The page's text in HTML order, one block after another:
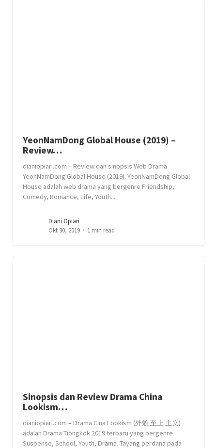
YeonNamDong Global House (2019) –
Review…
dianiopiari.com – Review dan sinopsis Web Drama
YeonNamDong Global House (2019). YeonNamDong Global
House adalah web drama yang bergenre Friendship,
Comedy, Romance, Life, Youth....
Diani Opiari
Okt 30, 2019
1 min read
Sinopsis dan Review Drama China
Lookism…
dianiopiari.com – Drama Cina Lookism (外貌 至上 主义)
adalah Drama Tiongkok 2019 terbaru yang bergenre
Suspense, School, Youth, Drama. Tayang perdana pada